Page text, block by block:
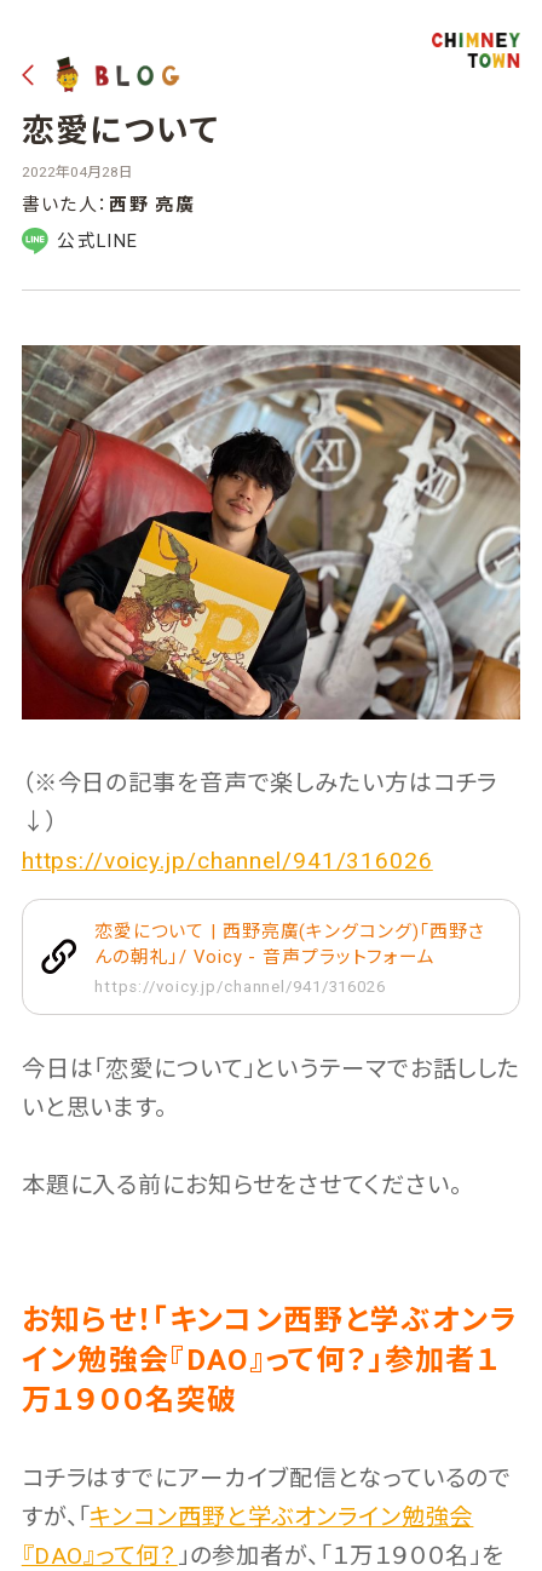
恋愛について
2022年04月28日
書いた人： 西野 亮廣
公式LINE
（※今日の記事を音声で楽しみたい方はコチラ
↓）
https://voicy.jp/channel/941/316026
恋愛について | 西野亮廣(キングコング)「西野さ
んの朝礼」/ Voicy - 音声プラットフォーム
https://voicy.jp/channel/941/316026
今日は「恋愛について」というテーマでお話しした
いと思います。
本題に入る前にお知らせをさせてください。
お知らせ！「キンコン西野と学ぶオンラ
イン勉強会『DAO』って何？」参加者１
万１９００名突破
コチラはすでにアーカイブ配信となっているので
すが、「 キンコン西野と学ぶオンライン勉強会
『DAO』って何？ 」の参加者が、「１万１９００名」を